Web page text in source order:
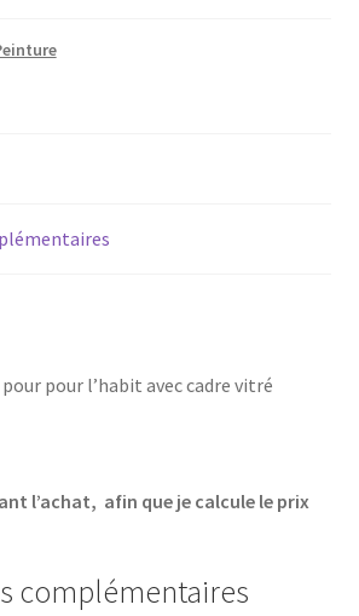
pour l’habit avec cadre vitré
l’achat, afin que je calcule le prix
complémentaires